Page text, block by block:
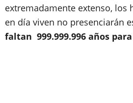
extremadamente extenso, los
en día viven no presenciarán
faltan 999.999.996 años